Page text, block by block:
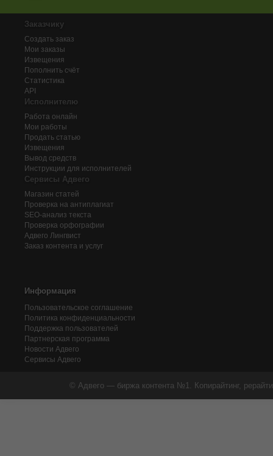
Заказчику
Создать заказ
Мои заказы
Извещения
Пополнить счёт
Статистика
API
Исполнителю
Работа онлайн
Мои работы
Продать статью
Извещения
Вывод средств
Инструкции для исполнителей
Сервисы Адвего
Магазин статей
Проверка на антиплагиат
SEO-анализ текста
Проверка орфографии
Адвего Лингвист
Заказ контента и услуг
Информация
Пользовательское соглашение
Политика конфиденциальности
Поддержка пользователей
Партнерская программа
Новости Адвего
Сервисы Адвего
© Адвего — биржа контента №1. Копирайтинг,